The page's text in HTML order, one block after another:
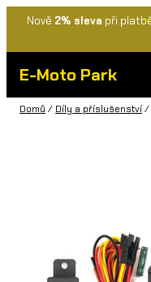
Nově 2% sleva při
E-Moto Park
Domů / Díly a příslušenství/